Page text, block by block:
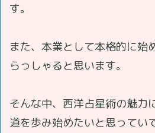
す。
また、本業として本格的に始
らっしゃると思います。
そんな中、西洋占星術の魅力
道を歩み始めたいと思ってい